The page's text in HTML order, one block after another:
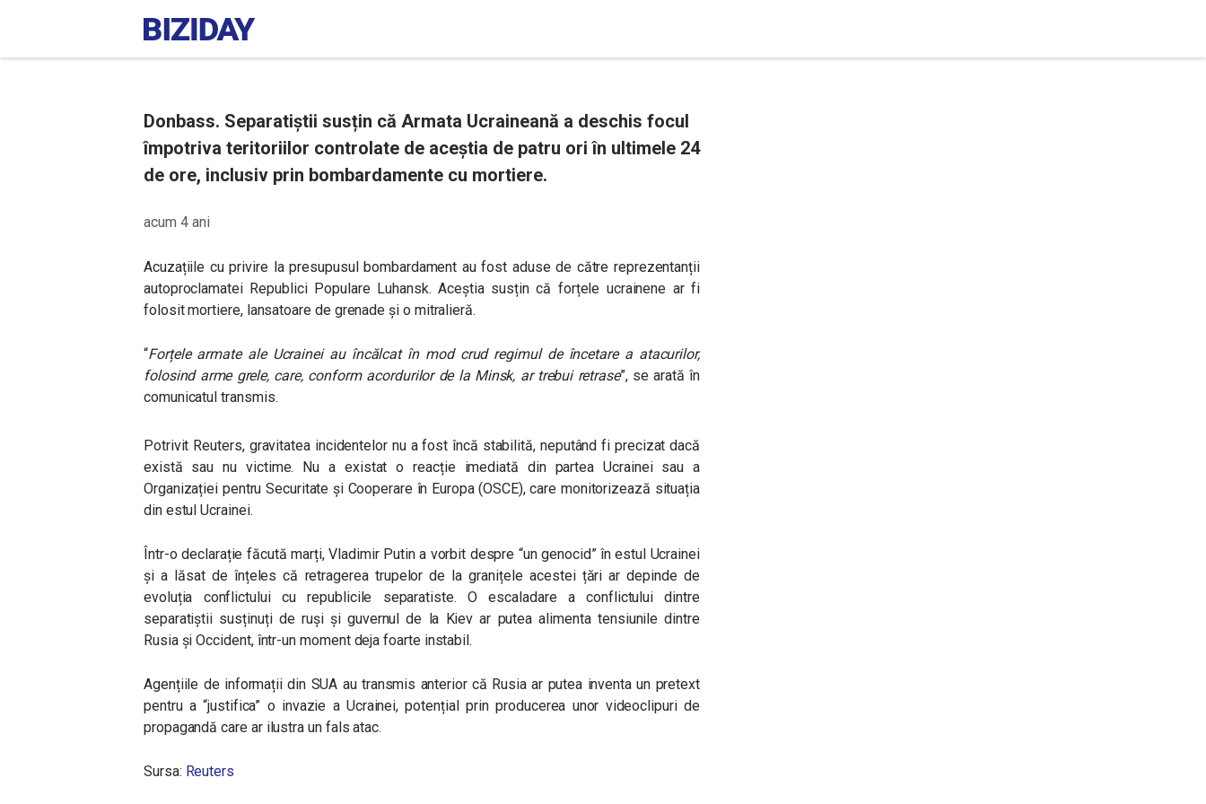
Donbass. Separatiștii susțin că Armata Ucraineană a deschis focul
împotriva teritoriilor controlate de aceștia de patru ori în ultimele 24
de ore, inclusiv prin bombardamente cu mortiere.
acum 4 ani
Acuzațiile cu privire la presupusul bombardament au fost aduse de către reprezentanții
autoproclamatei Republici Populare Luhansk. Aceștia susțin că forțele ucrainene ar fi
folosit mortiere, lansatoare de grenade și o mitralieră.
“Forțele armate ale Ucrainei au încălcat în mod crud regimul de încetare a atacurilor,
folosind arme grele, care, conform acordurilor de la Minsk, ar trebui retrase”, se arată în
comunicatul transmis.
Potrivit Reuters, gravitatea incidentelor nu a fost încă stabilită, neputând fi precizat dacă
există sau nu victime. Nu a existat o reacție imediată din partea Ucrainei sau a
Organizației pentru Securitate și Cooperare în Europa (OSCE), care monitorizează situația
din estul Ucrainei.
Într-o declarație făcută marți, Vladimir Putin a vorbit despre “un genocid” în estul Ucrainei
și a lăsat de înțeles că retragerea trupelor de la granițele acestei țări ar depinde de
evoluția conflictului cu republicile separatiste. O escaladare a conflictului dintre
separatiștii susținuți de ruși și guvernul de la Kiev ar putea alimenta tensiunile dintre
Rusia și Occident, într-un moment deja foarte instabil.
Agențiile de informații din SUA au transmis anterior că Rusia ar putea inventa un pretext
pentru a “justifica” o invazie a Ucrainei, potențial prin producerea unor videoclipuri de
propagandă care ar ilustra un fals atac.
Sursa: Reuters